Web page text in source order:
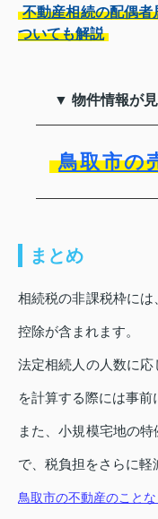
不動産相続の配偶
ついても解説
▼ 物件情報が
鳥取市の
まとめ
相続税の非課税枠に
控除が含まれます。
法定相続人の人数に
を計算する際には事前
また、小規模宅地の
で、税負担をさらに軽
鳥取市の不動産のこと